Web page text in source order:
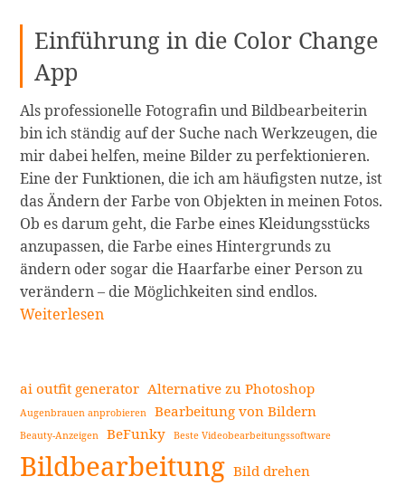
Einführung in die Color Change
App
Als professionelle Fotografin und Bildbearbeiterin
bin ich ständig auf der Suche nach Werkzeugen, die
mir dabei helfen, meine Bilder zu perfektionieren.
Eine der Funktionen, die ich am häufigsten nutze, ist
das Ändern der Farbe von Objekten in meinen Fotos.
Ob es darum geht, die Farbe eines Kleidungsstücks
anzupassen, die Farbe eines Hintergrunds zu
ändern oder sogar die Haarfarbe einer Person zu
verändern – die Möglichkeiten sind endlos.
Weiterlesen
Seitenleiste
ai outfit generator Alternative zu Photoshop
Augenbrauen anprobieren Bearbeitung von Bildern
Beauty-Anzeigen BeFunky Beste Videobearbeitungssoftware
Bildbearbeitung Bild drehen